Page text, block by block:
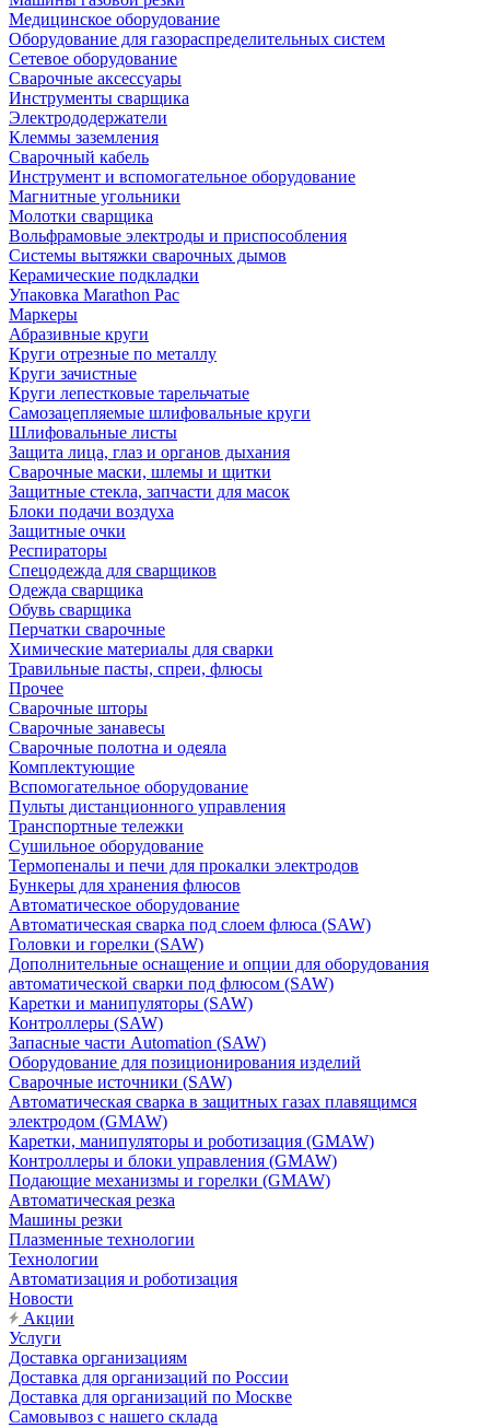
Медицинское оборудование
Оборудование для газораспределительных систем
Сетевое оборудование
Сварочные аксессуары
Инструменты сварщика
Электрододержатели
Клеммы заземления
Сварочный кабель
Инструмент и вспомогательное оборудование
Магнитные угольники
Молотки сварщика
Вольфрамовые электроды и приспособления
Системы вытяжки сварочных дымов
Керамические подкладки
Упаковка Marathon Pac
Маркеры
Абразивные круги
Круги отрезные по металлу
Круги зачистные
Круги лепестковые тарельчатые
Самозацепляемые шлифовальные круги
Шлифовальные листы
Защита лица, глаз и органов дыхания
Сварочные маски, шлемы и щитки
Защитные стекла, запчасти для масок
Блоки подачи воздуха
Защитные очки
Респираторы
Спецодежда для сварщиков
Одежда сварщика
Обувь сварщика
Перчатки сварочные
Химические материалы для сварки
Травильные пасты, спреи, флюсы
Прочее
Сварочные шторы
Сварочные занавесы
Сварочные полотна и одеяла
Комплектующие
Вспомогательное оборудование
Пульты дистанционного управления
Транспортные тележки
Сушильное оборудование
Термопеналы и печи для прокалки электродов
Бункеры для хранения флюсов
Автоматическое оборудование
Автоматическая сварка под слоем флюса (SAW)
Головки и горелки (SAW)
Дополнительные оснащение и опции для оборудования
автоматической сварки под флюсом (SAW)
Каретки и манипуляторы (SAW)
Контроллеры (SAW)
Запасные части Automation (SAW)
Оборудование для позиционирования изделий
Сварочные источники (SAW)
Автоматическая сварка в защитных газах плавящимся
электродом (GMAW)
Каретки, манипуляторы и роботизация (GMAW)
Контроллеры и блоки управления (GMAW)
Подающие механизмы и горелки (GMAW)
Автоматическая резка
Машины резки
Плазменные технологии
Технологии
Автоматизация и роботизация
Новости
Акции
Услуги
Доставка организациям
Доставка для организаций по России
Доставка для организаций по Москве
Самовывоз с нашего склада